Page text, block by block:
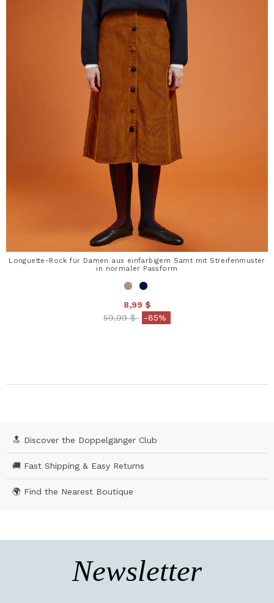
Longuette-Rock für Damen aus einfarbigem Samt mit Streifenmuster
in normaler Passform
8,99 $
Price reduced from
59,99 $to-85%
🔝 Discover the Doppelgänger Club
🚚 Fast Shipping & Easy Returns
🌍 Find the Nearest Boutique
Newsletter